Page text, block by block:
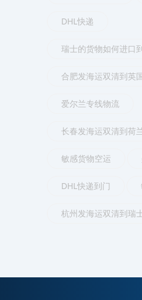
DHL快递
瑞士的货物如何进口
合肥发海运双清到英
爱尔兰专线物流
长春发海运双清到荷
敏感货物空运
DHL快递到门
杭州发海运双清到瑞